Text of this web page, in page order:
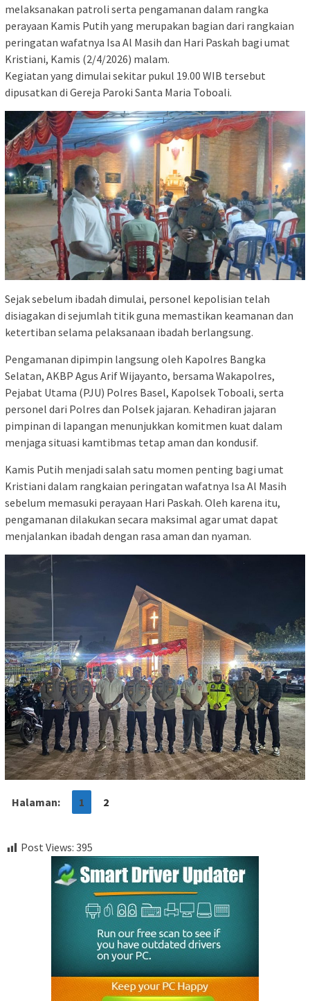
melaksanakan patroli serta pengamanan dalam rangka
perayaan Kamis Putih yang merupakan bagian dari rangkaian
peringatan wafatnya Isa Al Masih dan Hari Paskah bagi umat
Kristiani, Kamis (2/4/2026) malam.
Kegiatan yang dimulai sekitar pukul 19.00 WIB tersebut
dipusatkan di Gereja Paroki Santa Maria Toboali.
Sejak sebelum ibadah dimulai, personel kepolisian telah
disiagakan di sejumlah titik guna memastikan keamanan dan
ketertiban selama pelaksanaan ibadah berlangsung.
Pengamanan dipimpin langsung oleh Kapolres Bangka
Selatan, AKBP Agus Arif Wijayanto, bersama Wakapolres,
Pejabat Utama (PJU) Polres Basel, Kapolsek Toboali, serta
personel dari Polres dan Polsek jajaran. Kehadiran jajaran
pimpinan di lapangan menunjukkan komitmen kuat dalam
menjaga situasi kamtibmas tetap aman dan kondusif.
Kamis Putih menjadi salah satu momen penting bagi umat
Kristiani dalam rangkaian peringatan wafatnya Isa Al Masih
sebelum memasuki perayaan Hari Paskah. Oleh karena itu,
pengamanan dilakukan secara maksimal agar umat dapat
menjalankan ibadah dengan rasa aman dan nyaman.
Halaman: 1 2
Post Views: 395